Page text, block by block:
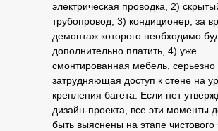
электрическая проводка, 2)
трубопровод, 3) кондиционер, за
демонтаж которого необходимо
дополнительно платить, 4) уже
смонтированная мебель, серьезно
затрудняющая доступ к стене на
крепления багета. Если нет
дизайн-проекта, все эти моменты
быть выяснены на этапе чистового